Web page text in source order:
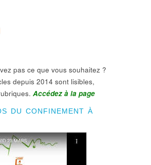
pas ce que vous souhaitez ?
depuis 2014 sont lisibles,
Accédez à la page
DU CONFINEMENT À